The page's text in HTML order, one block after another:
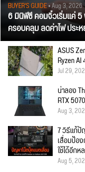
BUYER'S GUIDE• Aug 3, 2026
6 มินิพีซี คอมจิ๋วเริ่มแค่
ครอบคลุม ลดค่าไฟ ประ
ASUS
Ryzen
Jul 29,
น่าลอง
RTX
Aug 3,
7 วิธีแก้ปั
เสื่อมป้อ
ใช้ได้อีกห
Aug 5,